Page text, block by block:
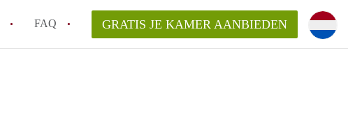
FAQ GRATIS JE KAMER AANBIEDEN